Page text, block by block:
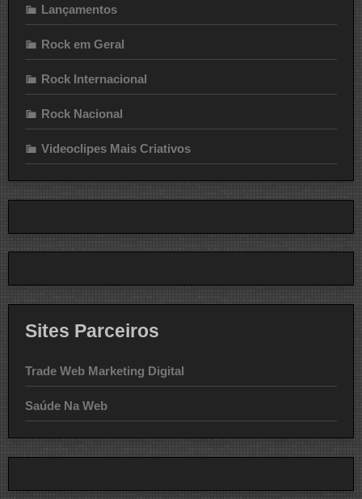
Lançamentos
Rock em Geral
Rock Internacional
Rock Nacional
Videoclipes Mais Criativos
Sites Parceiros
Trade Web Marketing Digital
Saúde Na Web